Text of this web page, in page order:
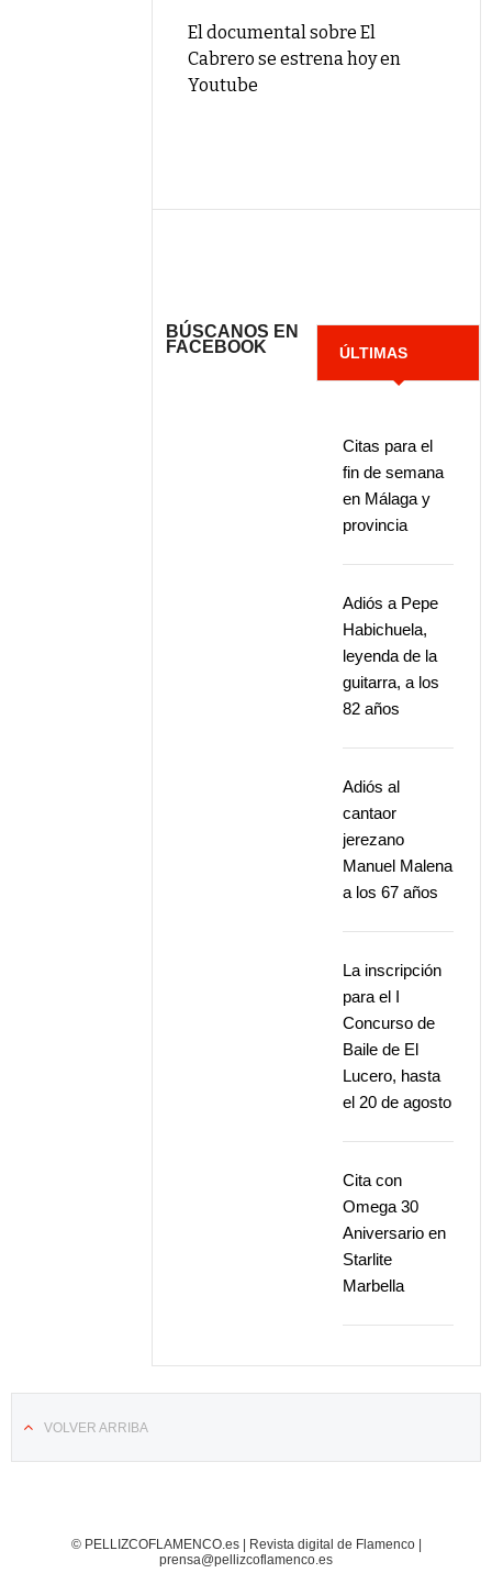
El documental sobre El
Cabrero se estrena hoy en
Youtube
BÚSCANOS EN
FACEBOOK
ÚLTIMAS
Citas para el
fin de semana
en Málaga y
provincia
Adiós a Pepe
Habichuela,
leyenda de la
guitarra, a los
82 años
Adiós al
cantaor
jerezano
Manuel Malena
a los 67 años
La inscripción
para el I
Concurso de
Baile de El
Lucero, hasta
el 20 de agosto
Cita con
Omega 30
Aniversario en
Starlite
Marbella
VOLVER ARRIBA
© PELLIZCOFLAMENCO.es | Revista digital de Flamenco |
prensa@pellizcoflamenco.es